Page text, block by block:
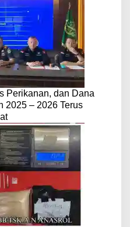
Perikanan, dan Dana
2025 – 2026 Terus